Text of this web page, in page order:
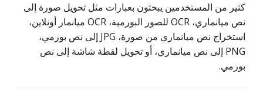
كثير من المستخدمين يبحثون بعبارات مثل تحويل صورة إلى
نص ميانماري، OCR للصور البورمية، OCR ميانمار أونلاين،
استخراج نص ميانماري من صورة، JPG إلى نص بورمي،
PNG إلى نص ميانماري، أو تحويل لقطة شاشة إلى نص
بورمي.